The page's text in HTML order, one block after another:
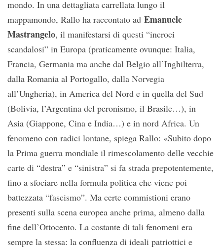
mondo. In una dettagliata carrellata lungo il
mappamondo, Rallo ha raccontato ad Emanuele
Mastrangelo, il manifestarsi di questi “incroci
scandalosi” in Europa (praticamente ovunque: Italia,
Francia, Germania ma anche dal Belgio all’Inghilterra,
dalla Romania al Portogallo, dalla Norvegia
all’Ungheria), in America del Nord e in quella del Sud
(Bolivia, l’Argentina del peronismo, il Brasile…), in
Asia (Giappone, Cina e India…) e in nord Africa. Un
fenomeno con radici lontane, spiega Rallo: «Subito dopo
la Prima guerra mondiale il rimescolamento delle vecchie
carte di “destra” e “sinistra” si fa strada prepotentemente,
fino a sfociare nella formula politica che viene poi
battezzata “fascismo”. Ma certe commistioni erano
presenti sulla scena europea anche prima, almeno dalla
fine dell’Ottocento. La costante di tali fenomeni era
sempre la stessa: la confluenza di ideali patriottici e